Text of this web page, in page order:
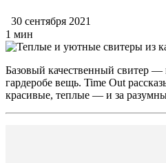
30 сентября 2021
1 мин
Базовый качественный свитер
гардеробе вещь. Time Out
красивые, теплые — и за